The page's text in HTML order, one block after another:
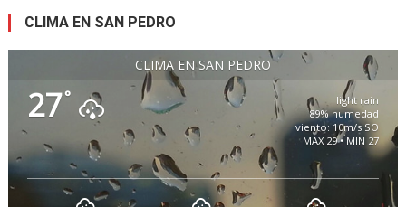
CLIMA EN SAN PEDRO
CLIMA EN SAN PEDRO
27°
light rain
89% humedad
viento: 10m/s SO
MAX 29 • MIN 27